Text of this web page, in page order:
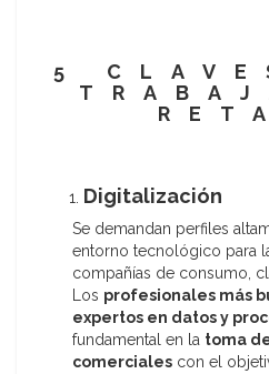
5
Digitalización
Se demandan perfiles
entorno tecnológico para
compañías de consumo,
Los profesionales más
expertos en datos y
fundamental en la toma
comerciales con el